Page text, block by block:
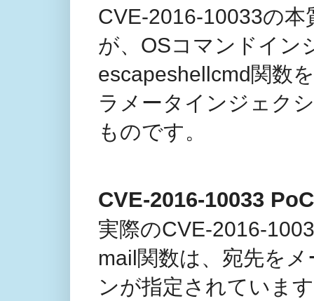
CVE-2016-10033の
が、OSコマンドイン
escapeshellcmd関数
ラメータインジェク
ものです。
CVE-2016-10033
実際のCVE-2016-
mail関数は、宛先を
ンが指定されていま